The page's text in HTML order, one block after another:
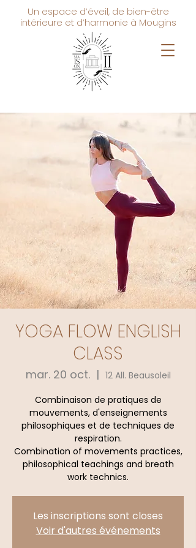
Un espace d’éveil, de bien-être
intérieure et d’harmonie à Mougins
YOGA FLOW ENGLISH
CLASS
mar. 20 oct.
  |
12 All. Beausoleil
Combinaison de pratiques de
mouvements, d'enseignements
philosophiques et de techniques de
respiration.
Combination of movements practices,
philosophical teachings and breath
work technics.
Les inscriptions sont closes
Voir d'autres événements